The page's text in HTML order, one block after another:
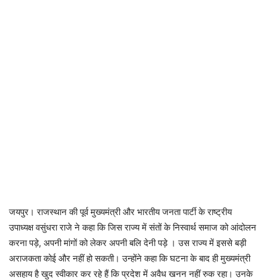
जयपुर। राजस्थान की पूर्व मुख्यमंत्री और भारतीय जनता पार्टी के राष्ट्रीय
उपाध्यक्ष वसुंधरा राजे ने कहा कि जिस राज्य में संतों के निस्वार्थ समाज को आंदोलन
करना पड़े, अपनी मांगों को लेकर अपनी बलि देनी पड़े । उस राज्य में इससे बड़ी
अराजकता कोई और नहीं हो सकती। उन्होंने कहा कि घटना के बाद ही मुख्यमंत्री
असहाय है खुद स्वीकार कर रहे हैं कि प्रदेश में अवैध खनन नहीं रुक रहा। उनके